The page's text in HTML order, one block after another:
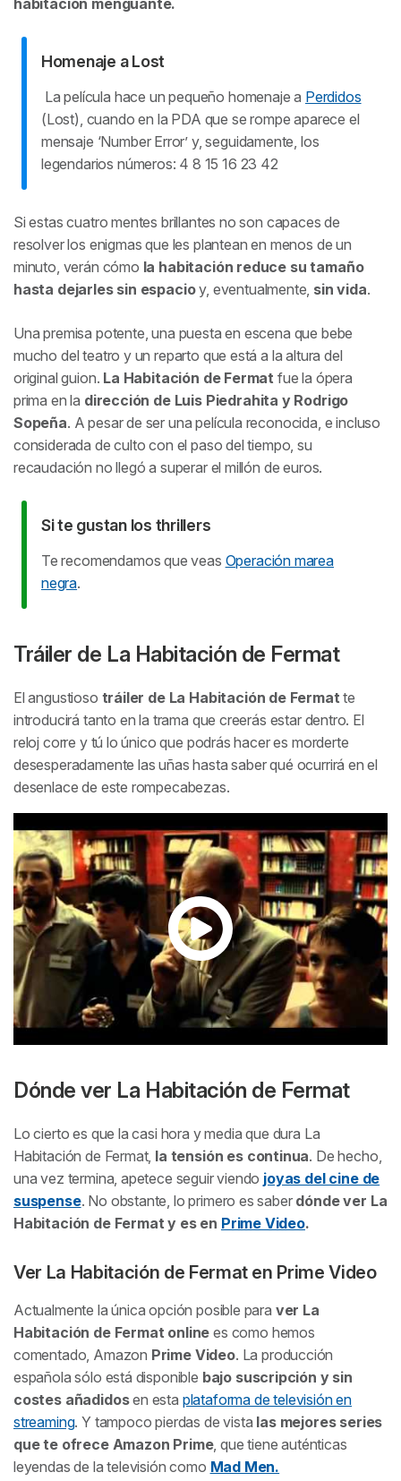
Homenaje aLost
La película hace un pequeño homenaje a Perdidos
(Lost) , cuando en la PDA que se rompe aparece el
mensaje ‘Number Error’ y, seguidamente, los
legendarios números: 4 8 15 16 23 42
Si estas cuatro mentes brillantes no son capaces de
resolver los enigmas que les plantean en menos de un
minuto, verán cómo la habitación reduce su tamaño
hasta dejarles sin espacioy, eventualmente, sin vida.
Una premisa potente, una puesta en escena que bebe
mucho del teatro y un reparto que está a la altura del
original guion. La Habitación de Fermat fue la ópera
prima en la dirección de Luis Piedrahita y Rodrigo
Sopeña. A pesar de ser una película reconocida, e incluso
considerada de culto con el paso del tiempo, su
recaudación no llegó a superar el millón de euros.
Si te gustan los thrillers
Te recomendamos que veas Operación marea
negra.
Tráiler de La Habitación de Fermat
El angustioso tráiler de La Habitación de Fermat te
introducirá tanto en la trama que creerás estar dentro. El
reloj corre y tú lo único que podrás hacer es morderte
desesperadamente las uñas hasta saber qué ocurrirá en el
desenlace de este rompecabezas.
Dónde ver La Habitación de Fermat
Lo cierto es que la casi hora y media que dura La
Habitación de Fermat, la tensión es continua. De hecho,
una vez termina, apetece seguir viendo joyas del cine de
suspense. No obstante, lo primero es saber dónde ver La
Habitación de Fermat y es en Prime Video.
Ver La Habitación de Fermat en Prime Video
Actualmente la única opción posible para ver La
Habitación de Fermat onlinees como hemos
comentado, Amazon Prime Video. La producción
española sólo está disponible bajo suscripción y sin
costes añadidosen esta plataforma de televisión en
streaming. Y tampoco pierdas de vista las mejores series
que te ofrece Amazon Prime, que tiene auténticas
leyendas de la televisión como Mad Men.